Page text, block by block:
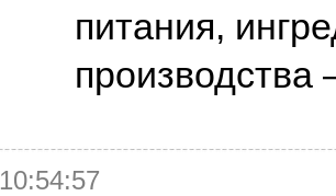
питания,
10:54:57